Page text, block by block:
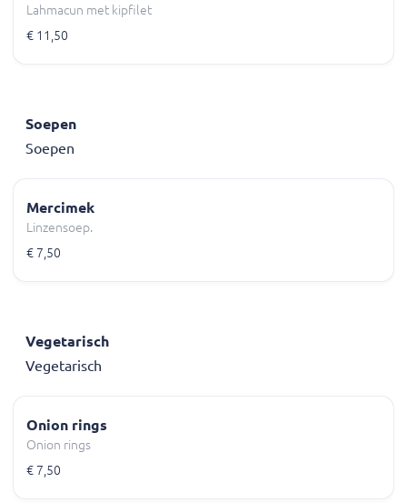
Lahmacun met kipfilet
€ 11,50
Soepen
Soepen
Mercimek
Linzensoep.
€ 7,50
Vegetarisch
Vegetarisch
Onion rings
Onion rings
€ 7,50